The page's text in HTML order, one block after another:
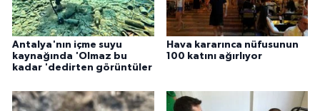
Antalya'nın içme suyu
kaynağında 'Olmaz bu
kadar 'dedirten görüntüler
Hava kararınca nüfusunun
100 katını ağırlıyor